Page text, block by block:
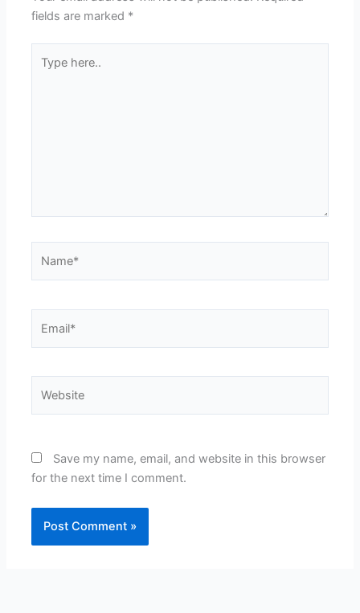
fields are marked *
here..
Save my name, email, and website in this browser
for the next time I comment.